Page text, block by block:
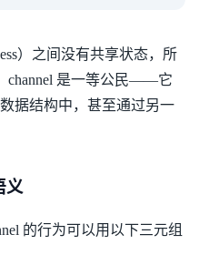
）之间没有共享状态，所
channel 是一等公民——它
据结构中，甚至通过另一
义
的行为可以用以下三元组